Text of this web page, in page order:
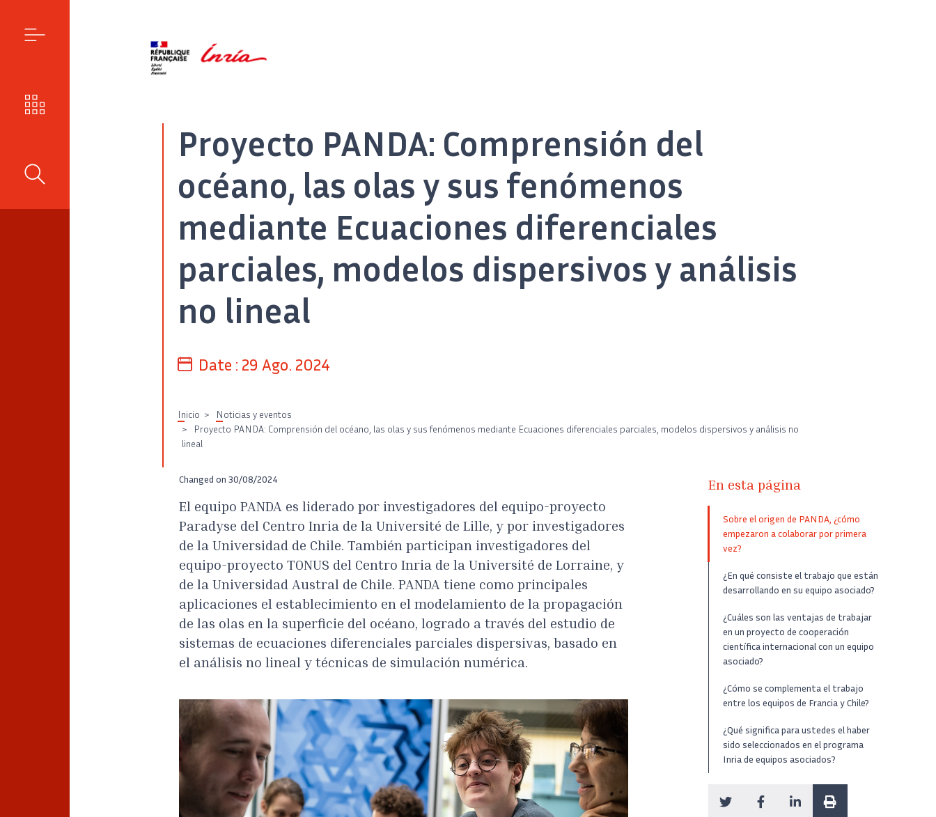
MENÚ
NUESTROS RETOS
BUSCAR
Proyecto PANDA: Comprensión del
océano, las olas y sus fenómenos
mediante Ecuaciones diferenciales
parciales, modelos dispersivos y análisis
no lineal
Date : 29 Ago. 2024
Inicio
Noticias y eventos
Proyecto PANDA: Comprensión del océano, las olas y sus fenómenos mediante Ecuaciones diferenciales parciales, modelos dispersivos y análisis no
lineal
Changed on 30/08/2024
El equipo PANDA es liderado por investigadores del equipo-proyecto
Paradyse del Centro Inria de la Université de Lille, y por investigadores
de la Universidad de Chile. También participan investigadores del
equipo-proyecto TONUS del Centro Inria de la Université de Lorraine, y
de la Universidad Austral de Chile. PANDA tiene como principales
aplicaciones el establecimiento en el modelamiento de la propagación
de las olas en la superficie del océano, logrado a través del estudio de
sistemas de ecuaciones diferenciales parciales dispersivas, basado en
el análisis no lineal y técnicas de simulación numérica.
En esta página
Sobre el origen de PANDA, ¿cómo
empezaron a colaborar por primera
vez?
¿En qué consiste el trabajo que están
desarrollando en su equipo asociado?
¿Cuáles son las ventajas de trabajar
en un proyecto de cooperación
científica internacional con un equipo
asociado?
¿Cómo se complementa el trabajo
entre los equipos de Francia y Chile?
¿Qué significa para ustedes el haber
sido seleccionados en el programa
Inria de equipos asociados?